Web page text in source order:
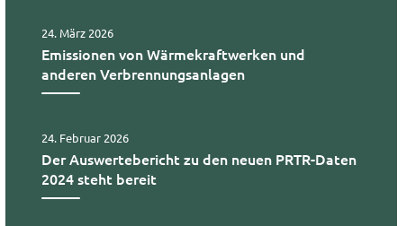
Emissionen von Wärmekraftwerken und
anderen Verbrennungsanlagen
24. März 2026
Der Auswertebericht zu den neuen PRTR-Daten
2024 steht bereit
24. Februar 2026